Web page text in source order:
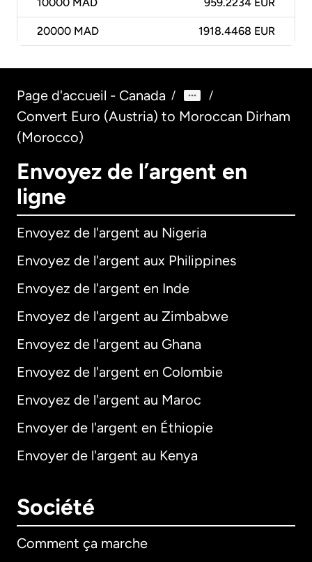
10000 MAD 959.2234 EUR
20000 MAD 1918.4468 EUR
Page d'accueil - Canada / /
Convert Euro (Austria) to Moroccan Dirham
(Morocco)
Envoyez de l’argent en
ligne
Envoyez de l'argent au Nigeria
Envoyez de l'argent aux Philippines
Envoyez de l'argent en Inde
Envoyez de l'argent au Zimbabwe
Envoyez de l'argent au Ghana
Envoyez de l'argent en Colombie
Envoyez de l'argent au Maroc
Envoyer de l'argent en Éthiopie
Envoyer de l'argent au Kenya
Société
Comment ça marche